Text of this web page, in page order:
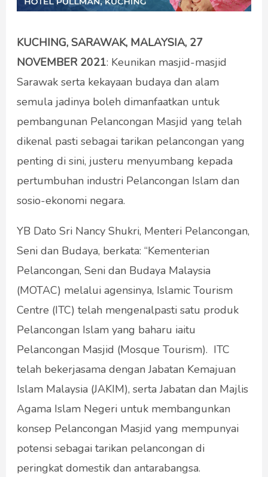
KUCHING, SARAWAK, MALAYSIA, 27
NOVEMBER 2021: Keunikan masjid-masjid
Sarawak serta kekayaan budaya dan alam
semula jadinya boleh dimanfaatkan untuk
pembangunan Pelancongan Masjid yang telah
dikenal pasti sebagai tarikan pelancongan yang
penting di sini, justeru menyumbang kepada
pertumbuhan industri Pelancongan Islam dan
sosio-ekonomi negara.
YB Dato Sri Nancy Shukri, Menteri Pelancongan,
Seni dan Budaya, berkata: “Kementerian
Pelancongan, Seni dan Budaya Malaysia
(MOTAC) melalui agensinya, Islamic Tourism
Centre (ITC) telah mengenalpasti satu produk
Pelancongan Islam yang baharu iaitu
Pelancongan Masjid (Mosque Tourism). ITC
telah bekerjasama dengan Jabatan Kemajuan
Islam Malaysia (JAKIM), serta Jabatan dan Majlis
Agama Islam Negeri untuk membangunkan
konsep Pelancongan Masjid yang mempunyai
potensi sebagai tarikan pelancongan di
peringkat domestik dan antarabangsa.